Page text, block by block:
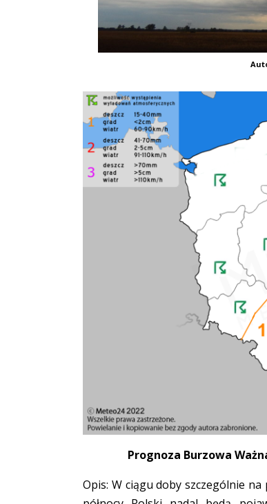
Prognoza Burzowa
Opis: W ciągu doby szczególnie